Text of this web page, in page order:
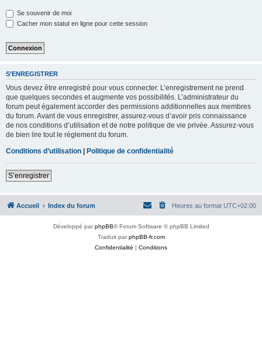
Se souvenir de moi
Cacher mon statut en ligne pour cette session
S’ENREGISTRER
Vous devez être enregistré pour vous connecter. L’enregistrement ne prend
que quelques secondes et augmente vos possibilités. L’administrateur du
forum peut également accorder des permissions additionnelles aux membres
du forum. Avant de vous enregistrer, assurez-vous d’avoir pris connaissance
de nos conditions d’utilisation et de notre politique de vie privée. Assurez-vous
de bien lire tout le règlement du forum.
Conditions d’utilisation | Politique de confidentialité
S’enregistrer
Accueil Index du forum Heures au format UTC+02:00
Développé parphpBB® Forum Software © phpBB Limited
Traduit parphpBB-fr.com
Confidentialité | Conditions